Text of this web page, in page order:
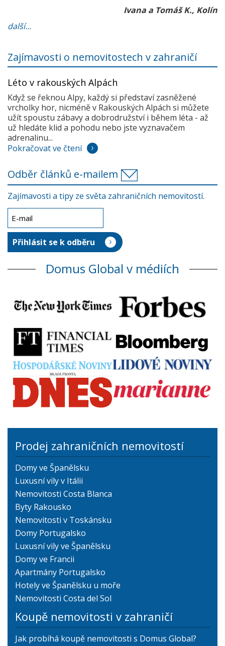
Ivana a Tomáš K., Kolín
další...
Zajímavosti o nemovitostech v zahraničí
Léto v rakouských Alpách
Když se řeknou Alpy, každý si představí zasněžené
vrcholky hor, nicméně v Rakouských Alpách si můžete
užít spoustu zábavy a dobrodružství i během léta - až
už hledáte klid a pohodu nebo jste vyznavačem
adrenalinu...
Pokračovat ve čtení
Odběr článků e-mailem
Zajímavosti a tipy ze světa zahraničních nemovitostí.
Domus Global v médiích
Prodej zahraničních nemovitostí
Domy ve Španělsku
Luxusní vily v Itálii
Nemovitosti Costa Blanca
Byty Rakousko
Nemovitosti v Toskánsku
Domy Portugalsko
Luxusní vily ve Španělsku
Domy ve Francii
Apartmány Portugalsko
Hotely ve Španělsku u moře
Nemovitosti Costa del Sol
Koupě nemovitosti v zahraničí
Jak probíhá koupě nemovitosti s Domus Global?